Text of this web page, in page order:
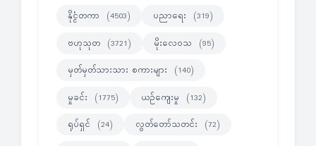
နိုင္ငံတကာ (4503) ပညာရေး (319)
ဗဟုသုတ (3721) မိုးလေဝသ (95)
မှတ်မှတ်သားသား စကားများ (140)
မှုခင်း (1775) ယဉ်ကျေးမှု (132)
ရုပ်ရှင် (24) လွတ်တော်သတင်း (72)